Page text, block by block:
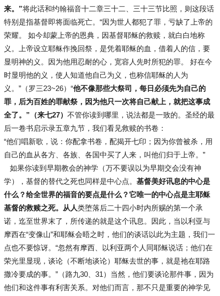
来。”将此话和约翰福音十二章三十二、三十三节比照，则这段话
特别是指基督即将面临死亡。“因为世人都犯了罪，亏缺了上帝的
荣耀。 如今却蒙上帝的恩典，因基督耶稣的救赎，就白白地称
义。上帝设立耶稣作挽回祭，是凭着耶稣的血，借着人的信，要
显明神的义。因为他用忍耐的心，宽容人先时所犯的罪。 好在今
时显明他的义，使人知道他自己为义，也称信耶稣的人为
义。”（罗三23~26）“他不像那些大祭司，每日必须先为自己的
罪，后为百姓的罪献祭，因为他只一次将自己献上，就把这事成
全了。”（来七27） 不管你读到哪里，说法都是一致的。圣经的最
后一卷书启示录五章九节，我们看见救赎的书卷：
“他们唱新歌，说：你配拿书卷，配揭开七印；因为你曾被杀，用
自己的血从各方、各族、各国中买了人来，叫他们归于上帝。”
如果你读到早期教会的神学（万不要误以为早期交会没有神
学），基督的替代之死也同样是中心点。 基督美好讯息的中心是
什么？给全世界的福音的要点是什么？它唯一的中心点是主耶稣
基督的救赎之死。从人类堕落后二十四小时内所赐的第一个承
诺，迄至世界末了，所传递的就是这个讯息。因此，当以利亚与
摩西在“变像山”和耶稣会晤之时，他们的谈话以此为主题，我们一
点也不要惊讶。“忽然有摩西、以利亚两个人同耶稣说话；他们在
荣光里显现，谈论（不断地谈论）耶稣去世的事，就是祂在耶路
撒冷要成的事。”（路九30、31）当然，他们要谈论那件事，因为
他们和这件事有利害关系。对他们而言，那不只是重要的神学见